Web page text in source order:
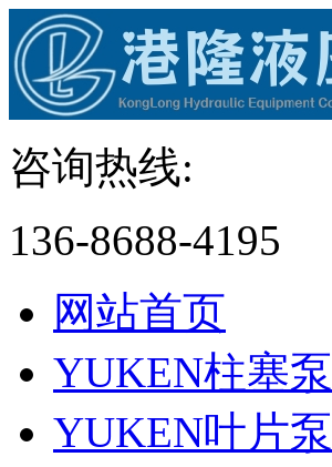
咨询热线:
136-8688-4195
网站首页
YUKEN柱塞泵
YUKEN叶片泵